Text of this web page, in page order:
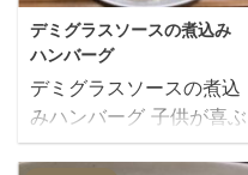
料 材料 （2人前） キャ
ベツ 玉ねぎ 人参 あさり
以下 チーズ パセリ 海老
調味液 別途ご家庭で用意
していただくもの・・・
油 ごはん（200g） 追
デミグラスソースの煮込み
ハンバーグ
デミグラスソースの煮込
みハンバーグ 子供が喜ぶ
ハンバーグでも簡単に作